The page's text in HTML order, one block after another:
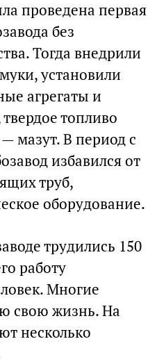
проведена первая
без
Тогда внедрили
установили
агрегаты и
топливо
мазут. В период с
избавился от
труб,
оборудование.
трудились 150
работу
Многие
свою жизнь. На
несколько